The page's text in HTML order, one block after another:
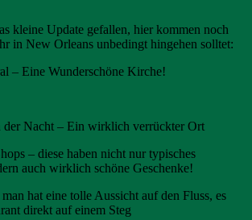
kleine Update gefallen, hier kommen noch
in New Orleans unbedingt hingehen solltet:
– Eine Wunderschöne Kirche!
der Nacht – Ein wirklich verrückter Ort
– diese haben nicht nur typisches
auch wirklich schöne Geschenke!
hat eine tolle Aussicht auf den Fluss, es
direkt auf einem Steg